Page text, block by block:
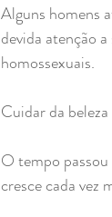
Alguns homens
devida atenção
homossexuais.
Cuidar da
O tempo
cresce cada vez